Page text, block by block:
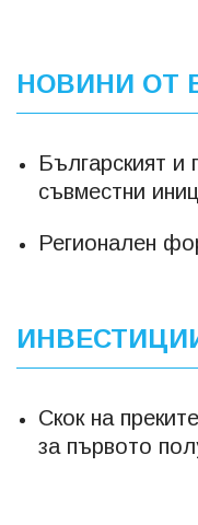
НОВИНИ ОТ
Българският и
съвместни
Регионален
Скок на
за първото